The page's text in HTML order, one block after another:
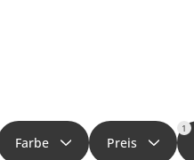
Farbe Preis
1